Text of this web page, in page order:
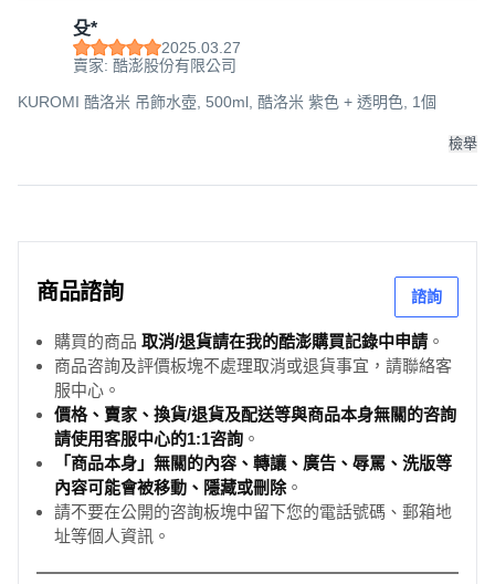
殳*
2025.03.27
賣家: 酷澎股份有限公司
KUROMI 酷洛米 吊飾水壺, 500ml, 酷洛米 紫色 + 透明色, 1個
檢舉
商品諮詢 諮詢
購買的商品 取消/退貨請在我的酷澎購買記錄中申請 。
商品咨詢及評價板塊不處理取消或退貨事宜，請聯絡客
服中心。
價格、賣家、換貨/退貨及配送等與商品本身無關的咨詢
請使用客服中心的1:1咨詢 。
「商品本身」無關的內容、轉讓、廣告、辱罵、洗版等
內容可能會被移動、隱藏或刪除。
請不要在公開的咨詢板塊中留下您的電話號碼、郵箱地
址等個人資訊。